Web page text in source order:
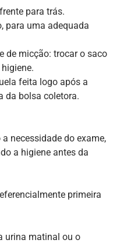
para trás.
para uma adequada
de micção: trocar o saco
feita logo após a
da bolsa coletora.
necessidade do exame,
a higiene antes da
primeira
urina matinal ou o